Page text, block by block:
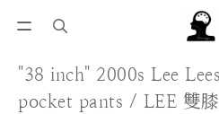
"38 inch" 2000s Lee
pocket pants / LEE 雙